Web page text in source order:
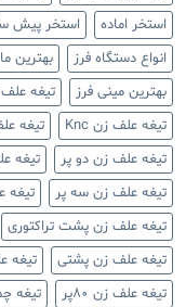
استخر اماده
استخر پیش
انواع دستگاه فرز
بهترین
بهترین مینی فرز
تیغه
تیغه علف زن Knc
تیغه
تیغه علف زن دو پر
تیغه
تیغه علف زن سه پر
تیغه
تیغه علف زن پشت تراکتوری
تیغه علف زن پشتی
تیغه
تیغه علف زن ۸۰پر
تیغه